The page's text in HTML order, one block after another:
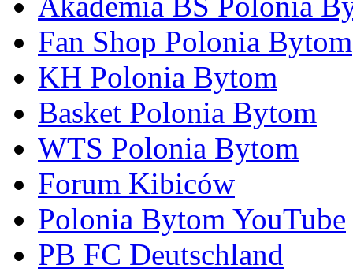
Fan Shop Polonia Bytom
KH Polonia Bytom
Basket Polonia Bytom
WTS Polonia Bytom
Forum Kibiców
Polonia Bytom YouTube
PB FC Deutschland